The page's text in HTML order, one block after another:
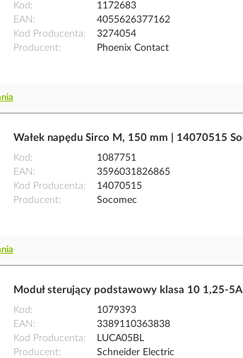
Kod
1172683
EAN
4055626377162
Kod Producenta
3274054
Producent
Phoenix Contact
Wałek napędu Sirco M, 150 mm | 14070515
Kod
1087751
EAN
3596031826865
Kod Producenta
14070515
Producent
Socomec
Moduł sterujący podstawowy klasa 10 1,25-
Kod
1079393
EAN
3389110363838
Kod Producenta
LUCA05BL
Producent
Schneider Electric